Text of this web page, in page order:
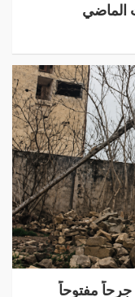
الماضي
جرحاً مفتوحاً